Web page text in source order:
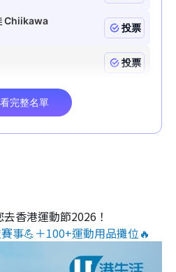
去香港運動節2026！
事💪＋100+運動用品攤位🔥